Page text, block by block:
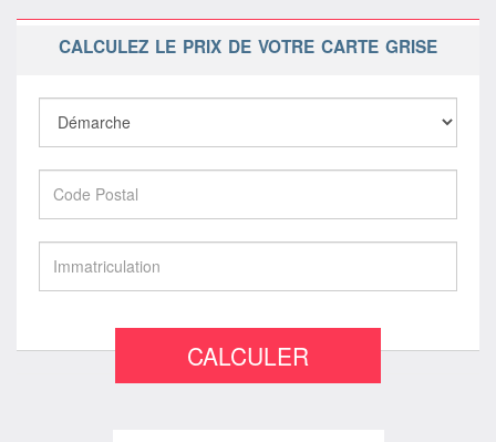
CALCULEZ LE PRIX DE VOTRE CARTE GRISE
CALCULER